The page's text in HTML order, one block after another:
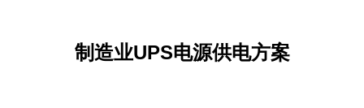
制造业UPS电源供电方案